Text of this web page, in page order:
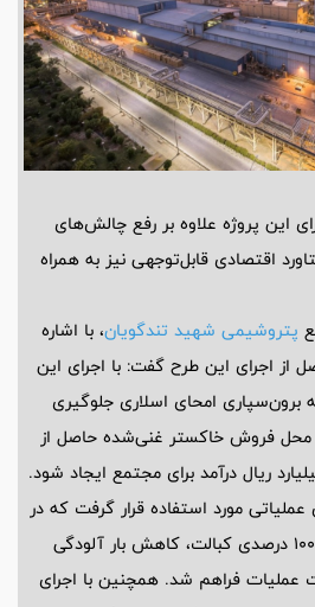
این پروژه علاوه بر رفع چالش‌های
اقتصادی قابل‌توجهی نیز به همراه
پتروشیمی شهید تندگویان، با اشاره
از اجرای این طرح گفت: با اجرای این
برون‌سپاری امحای اسلاری جلوگیری
فروش خاکستر غنی‌شده حاصل از
ریال درآمد برای مجتمع ایجاد شود.
مورد استفاده قرار گرفت که در
روش بهینه، امکان بازیافت 100 درصدی کبالت، کاهش بار آلودگی
عملیات فراهم شد. همچنین با اجرای